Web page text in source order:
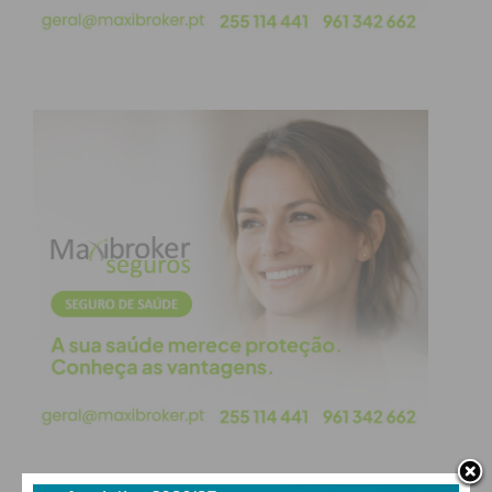
após um cruzamento de Caiçara desviado
Os minutos finais foram de sofrimento para os
adeptos capões, mas o Freamunde segurou a
vantagem e confirmou uma vitória que valeu muito
Com o empate do Padroense frente ao Lavrense, o
Freamunde confirmou matematicamente a
conquista do título de campeão da Divisão de Elite
da AF Porto, coroando uma temporada de enorme
Pro na jornada anterior, o conjunto azul e branco